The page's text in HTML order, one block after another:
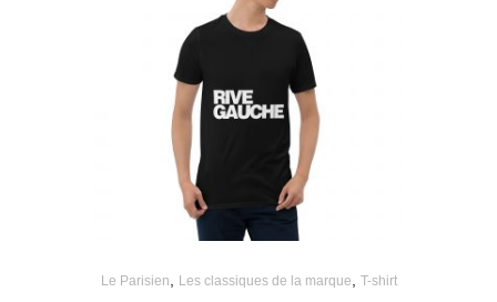
Le Parisien Les classiques de la marque
T-shirt